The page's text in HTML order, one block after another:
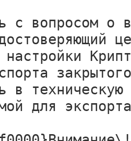
с вопросом о
настройки
в
для